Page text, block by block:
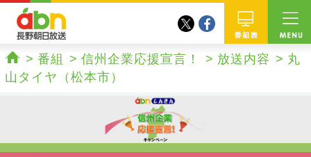
番組
twitterfacebook
ホーム
番組 信州企業応援宣言！ 放送内容
丸
山タイヤ（松本市）